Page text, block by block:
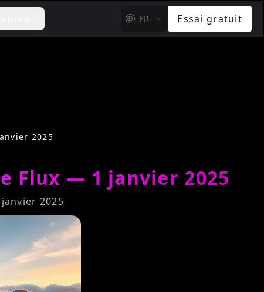
FR Essai gratuit
2025
Flux — 1 janvier 2025
2025